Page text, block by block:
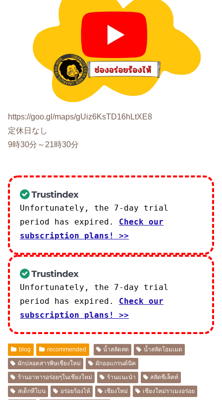
https://goo.gl/maps/gUiz6KsTD16hLtXE8
定休日なし
9時30分～21時30分
Unfortunately, the 7-day trial
period has expired. Check our
subscription plans! >>
Unfortunately, the 7-day trial
period has expired. Check our
subscription plans! >>
blog recommended น้ำสลัดสด
น้ำสลัดโฮมเมด
ผักปลอดสารพิษเชียงใหม่
ผักออแกรนต์นิค
ร้านอาหารอร่อยๆในเชียงใหม่
ร้านแนะนำ
สลัดซีเล็คท์
สเต็กทีโบน
อร่อยร้องไห้ เชียงใหม่
เชียงใหม่ราเมงอร่อย